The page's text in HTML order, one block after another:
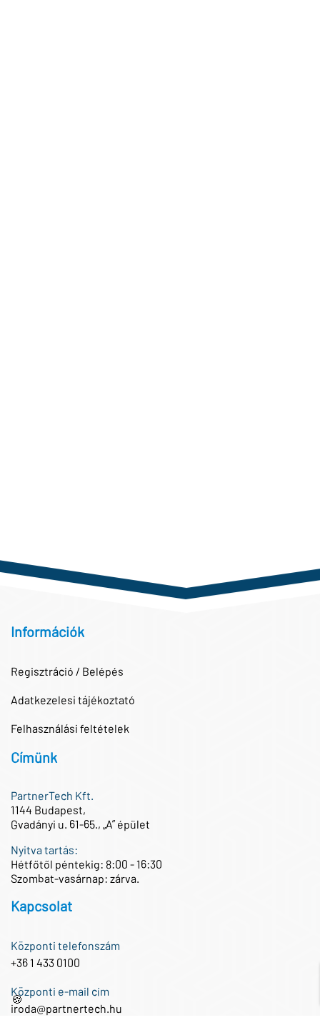
Információk
Regisztráció / Belépés
Adatkezelesi tájékoztató
Felhasználási feltételek
Címünk
PartnerTech Kft.
1144 Budapest,
Gvadányi u. 61-65., „A” épület
Nyitva tartás:
Hétfőtől péntekig: 8:00 - 16:30
Szombat-vasárnap: zárva.
Kapcsolat
Központi telefonszám
+36 1 433 0100
Központi e-mail cím
iroda@partnertech.hu
🍪